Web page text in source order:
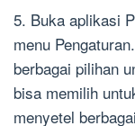
5. Buka aplikasi
menu
berbagai pilihan
bisa memilih
menyetel